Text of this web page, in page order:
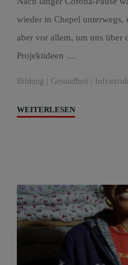
wieder in Chepel unterwegs,
aber vor allem, um uns über
Projektideen …
Bildung Gesundheit
WEITERLESEN"Neuigkeiten